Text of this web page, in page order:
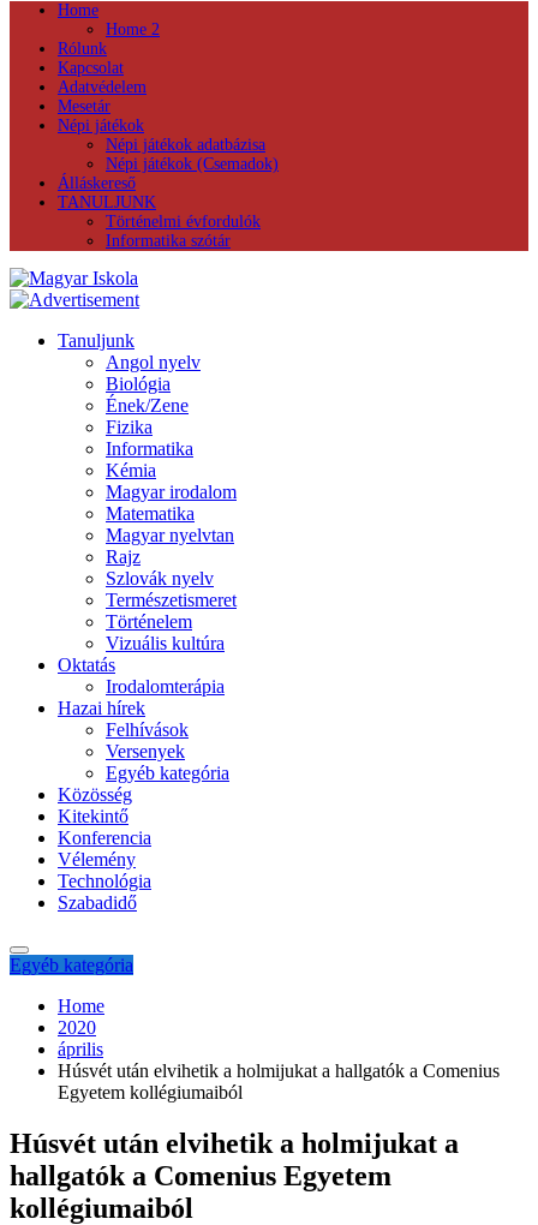
Home
Home 2
Rólunk
Kapcsolat
Adatvédelem
Mesetár
Népi játékok
Népi játékok adatbázisa
Népi játékok (Csemadok)
Álláskereső
TANULJUNK
Történelmi évfordulók
Informatika szótár
Tanuljunk
Angol nyelv
Biológia
Ének/Zene
Fizika
Informatika
Kémia
Magyar irodalom
Matematika
Magyar nyelvtan
Rajz
Szlovák nyelv
Természetismeret
Történelem
Vizuális kultúra
Oktatás
Irodalomterápia
Hazai hírek
Felhívások
Versenyek
Egyéb kategória
Közösség
Kitekintő
Konferencia
Vélemény
Technológia
Szabadidő
Egyéb kategória
Home
2020
április
Húsvét után elvihetik a holmijukat a hallgatók a Comenius
Egyetem kollégiumaiból
Húsvét után elvihetik a holmijukat a
hallgatók a Comenius Egyetem
kollégiumaiból